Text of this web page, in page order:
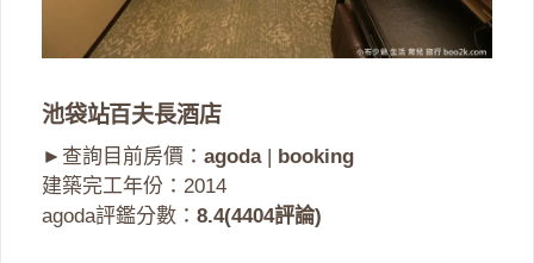
池袋站百夫長酒店
►查詢目前房價： agoda| booking
建築完工年份：2014
agoda評鑑分數： 8.4(4404評論)